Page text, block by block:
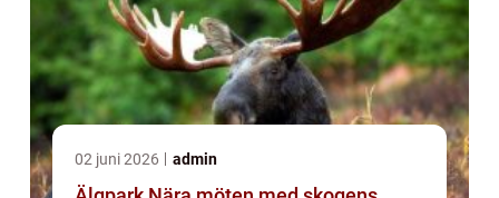
02 juni 2026 admin